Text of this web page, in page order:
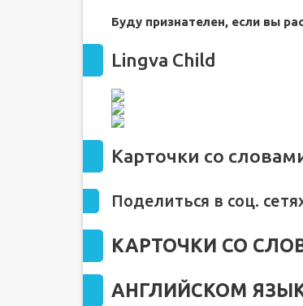
Буду признателен, если вы
Lingva Child
Карточки со
Поделиться в соц.
КАРТОЧКИ СО
АНГЛИЙСКОМ